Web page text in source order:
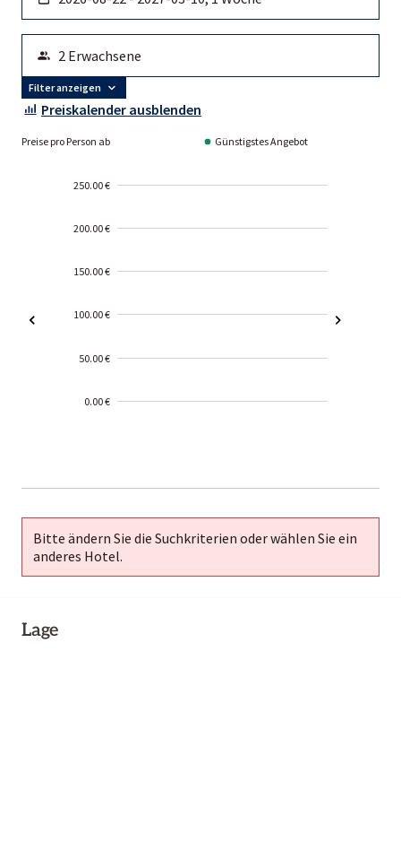
Filter anzeigen
Preiskalender ausblenden
Preise pro Person ab Günstigstes Angebot
250.00 €
200.00 €
150.00 €
100.00 €
50.00 €
0.00 €
01-02
Bitte ändern Sie die Suchkriterien oder wählen Sie ein
anderes Hotel.
Lage